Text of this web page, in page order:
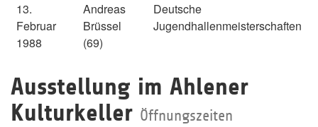
13.
Februar
1988
Andreas
Brüssel
(69)
Deutsche
Jugendhallenmeisterschaften
Ausstellung im Ahlener
Kulturkeller Öffnungszeiten